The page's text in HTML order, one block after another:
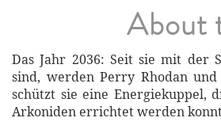
About
Das Jahr 2036: Seit sie mit der
sind, werden Perry Rhodan
schützt sie eine Energiekuppel,
Arkoniden errichtet werden